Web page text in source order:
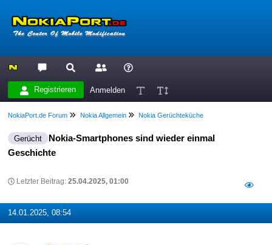
Registrieren Anmelden
NokiaPort.de Forum Nokia Allgemein Nokia Gerüchteküche
Gerücht
Nokia-Smartphones sind wieder einmal
Geschichte
Letzter Beitrag:25.04.2025, 01:00
14.01.2025, 08:54